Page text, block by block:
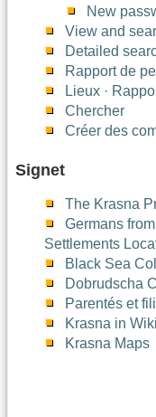
New
View and
Detailed
Rapport de
Lieux ·
Chercher
Créer des
Signet
The Krasna
Germans
Settlements
Black Sea
Dobrudscha
Parentés et
Krasna in
Krasna Maps